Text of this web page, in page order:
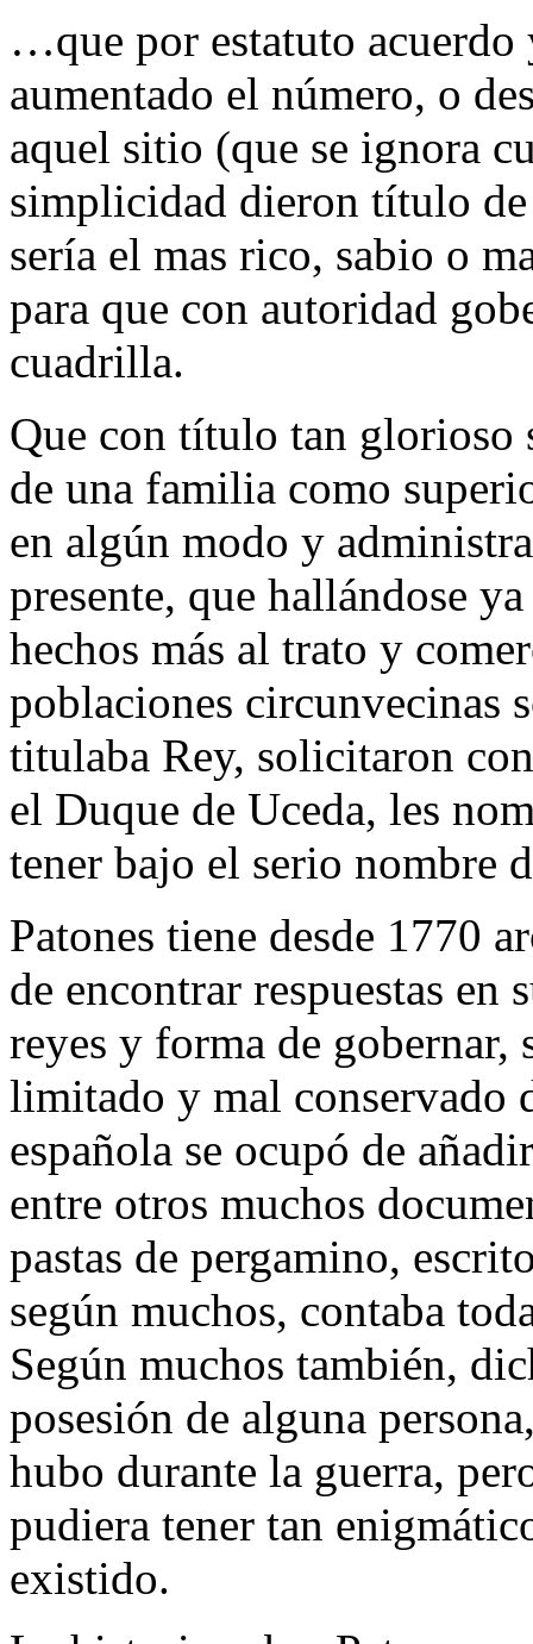
…que por estatuto
aumentado el número, o
aquel sitio (que se ignora
simplicidad dieron título
sería el mas rico, sabio o
para que con autoridad
cuadrilla.
Que con título tan glorioso
de una familia como
en algún modo y
presente, que hallándose
hechos más al trato y
poblaciones circunvecinas
titulaba Rey, solicitaron
el Duque de Uceda, les
tener bajo el serio nombre
Patones tiene desde 1770
de encontrar respuestas
reyes y forma de gobernar,
limitado y mal conservado
española se ocupó de
entre otros muchos
pastas de pergamino,
según muchos, contaba
Según muchos también,
posesión de alguna
hubo durante la guerra,
pudiera tener tan
existido.